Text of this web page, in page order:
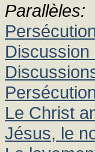
Parallèles:
Le Christ
Jésus, le